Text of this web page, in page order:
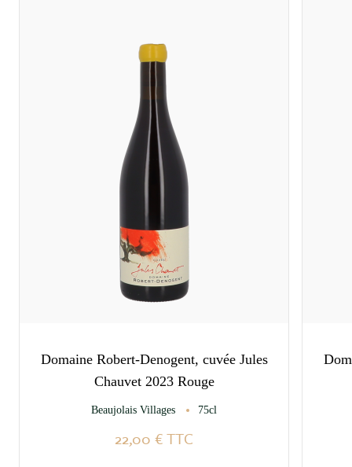
Domaine Robert-Denogent, cuvée Jules
Chauvet 2023 Rouge
Beaujolais Villages 75cl
22,00 €TTC